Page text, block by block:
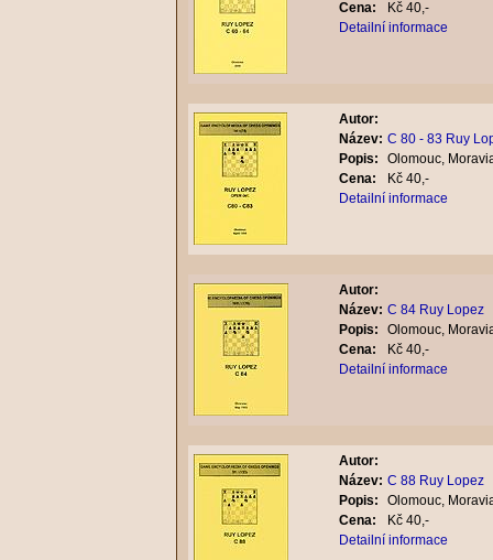
Cena:
Kč 40,-
Detailní informace
Autor:
Název: C 80 - 83 Ruy
Popis:
Olomouc,
Cena:
Kč 40,-
Detailní informace
Autor:
Název: C 84 Ruy Lopez
Popis:
Olomouc,
Cena:
Kč 40,-
Detailní informace
Autor:
Název: C 88 Ruy Lopez
Popis:
Olomouc,
Cena:
Kč 40,-
Detailní informace